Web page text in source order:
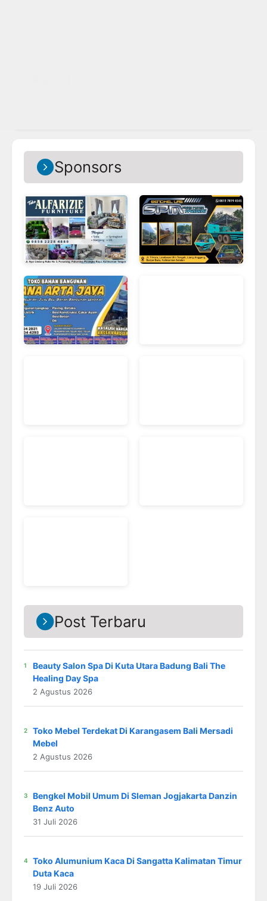
Sponsors
Post Terbaru
Beauty Salon Spa Di Kuta Utara Badung Bali The
Healing Day Spa
2 Agustus 2026
Toko Mebel Terdekat Di Karangasem Bali Mersadi
Mebel
2 Agustus 2026
Bengkel Mobil Umum Di Sleman Jogjakarta Danzin
Benz Auto
31 Juli 2026
Toko Alumunium Kaca Di Sangatta Kalimatan Timur
Duta Kaca
19 Juli 2026